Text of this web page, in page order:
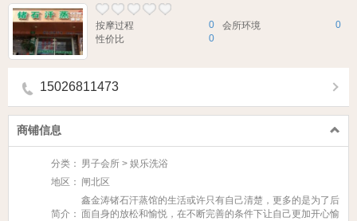
0
按摩过程 0
会所环境
0
性价比
15026811473
商铺信息
分类： 男子会所 > 娱乐洗浴
地区： 闸北区
简介：
鑫金涛锗石汗蒸馆的生活或许只有自己清楚，更多的是为了后
面自身的放松和愉悦，在不断完善的条件下让自己更加开心愉